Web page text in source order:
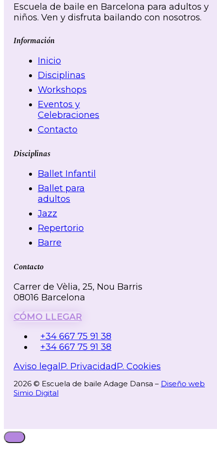
Escuela de baile en Barcelona para adultos y
niños. Ven y disfruta bailando con nosotros.
Información
Inicio
Disciplinas
Workshops
Eventos y
Celebraciones
Contacto
Disciplinas
Ballet Infantil
Ballet para
adultos
Jazz
Repertorio
Barre
Contacto
Carrer de Vèlia, 25, Nou Barris
08016 Barcelona
CÓMO LLEGAR
+34 667 75 91 38
+34 667 75 91 38
Aviso legalP. PrivacidadP. Cookies
2026 © Escuela de baile Adage Dansa – Diseño web
Simio Digital